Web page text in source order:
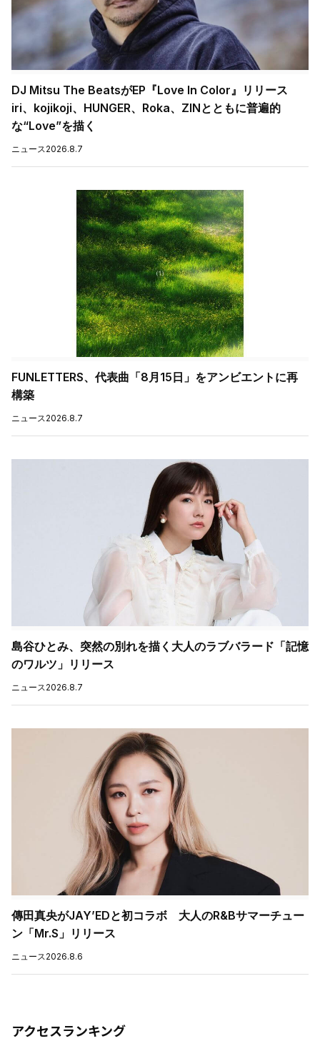
DJ Mitsu The BeatsがEP『Love In Color』リリース
iri、kojikoji、HUNGER、Roka、ZINとともに普遍的
な“Love”を描く
ニュース 2026.8.7
FUNLETTERS、代表曲「8月15日」をアンビエントに再
構築
ニュース 2026.8.7
島谷ひとみ、突然の別れを描く大人のラブバラード「記憶
のワルツ」リリース
ニュース 2026.8.7
傳田真央がJAY’EDと初コラボ 大人のR&Bサマーチュー
ン「Mr.S」リリース
ニュース 2026.8.6
アクセスランキング